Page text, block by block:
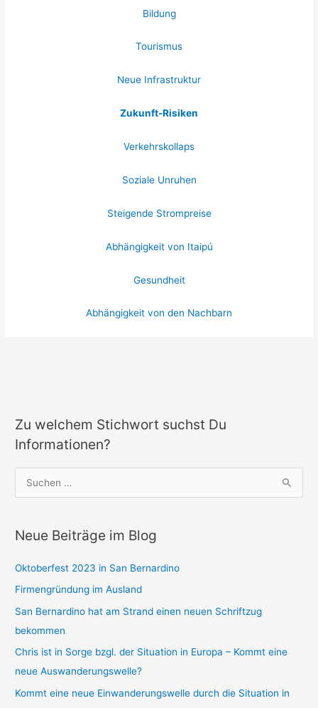
Bildung
Tourismus
Neue Infrastruktur
Zukunft-Risiken
Verkehrskollaps
Soziale Unruhen
Steigende Strompreise
Abhängigkeit von Itaipú
Gesundheit
Abhängigkeit von den Nachbarn
Zu welchem Stichwort suchst Du
Informationen?
u
h
n
n
a
c
h
:
Neue Beiträge im Blog
Oktoberfest 2023 in San Bernardino
Firmengründung im Ausland
San Bernardino hat am Strand einen neuen Schriftzug
bekommen
Chris ist in Sorge bzgl. der Situation in Europa – Kommt eine
neue Auswanderungswelle?
Kommt eine neue Einwanderungswelle durch die Situation in